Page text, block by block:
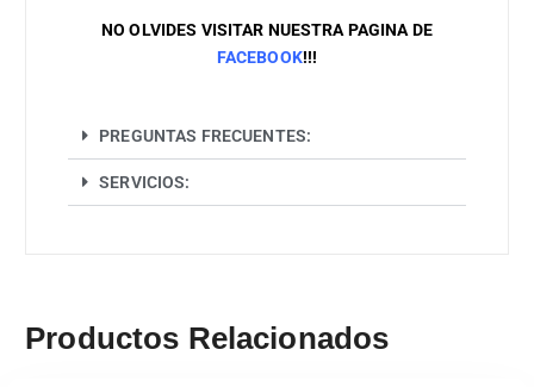
NO OLVIDES VISITAR NUESTRA PAGINA DE
FACEBOOK!!!
PREGUNTAS FRECUENTES:
SERVICIOS:
Productos Relacionados